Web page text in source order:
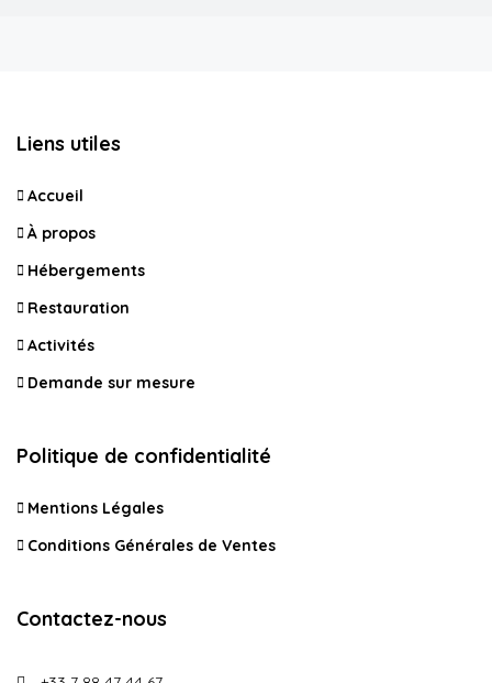
Liens utiles
Accueil
À propos
Hébergements
Restauration
Activités
Demande sur mesure
Politique de confidentialité
Mentions Légales
Conditions Générales de Ventes
Contactez-nous